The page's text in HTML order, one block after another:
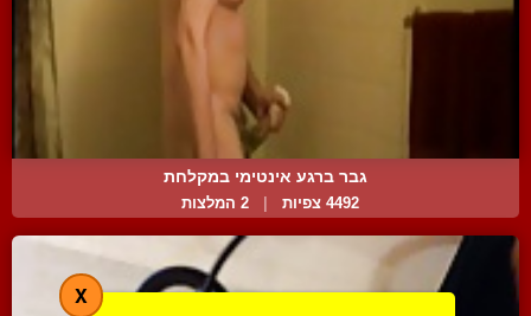
גבר ברגע אינטימי במקלחת
4492 צפיות 2 המלצות
X